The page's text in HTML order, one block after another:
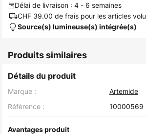
Délai de livraison : 4 - 6 semaines
CHF 39.00 de frais pour les articles
Source(s) lumineuse(s) intégrée(s)
Produits similaires
Détails du produit
Marque :
Artemide
Référence :
10000569
Avantages produit